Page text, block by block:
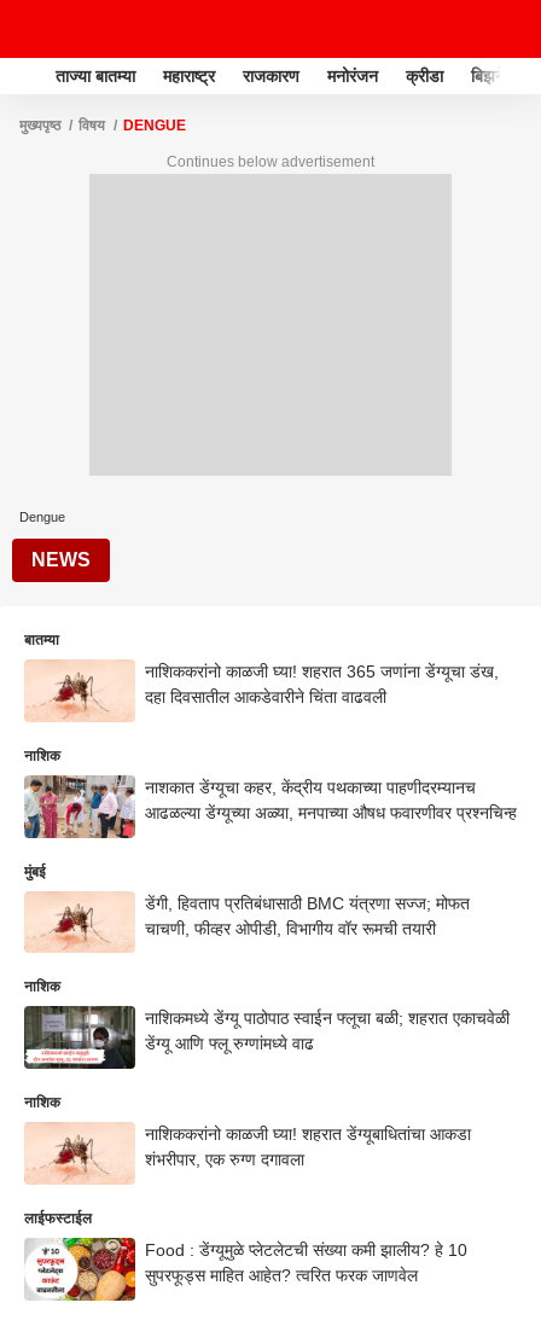
ताज्या बातम्या महाराष्ट्र राजकारण मनोरंजन क्रीडा बिझनेस
मुख्यपृष्ठ विषय DENGUE
Continues below advertisement
Dengue
NEWS
बातम्या
नाशिककरांनो काळजी घ्या! शहरात 365 जणांना डेंग्यूचा डंख,
दहा दिवसातील आकडेवारीने चिंता वाढवली
नाशिक
नाशकात डेंग्यूचा कहर, केंद्रीय पथकाच्या पाहणीदरम्यानच
आढळल्या डेंग्यूच्या अळ्या, मनपाच्या औषध फवारणीवर प्रश्नचिन्ह
मुंबई
डेंगी, हिवताप प्रतिबंधासाठी BMC यंत्रणा सज्ज; मोफत
चाचणी, फीव्हर ओपीडी, विभागीय वॉर रूमची तयारी
नाशिक
नाशिकमध्ये डेंग्यू पाठोपाठ स्वाईन फ्लूचा बळी; शहरात एकाचवेळी
डेंग्यू आणि फ्लू रुग्णांमध्ये वाढ
नाशिक
नाशिककरांनो काळजी घ्या! शहरात डेंग्यूबाधितांचा आकडा
शंभरीपार, एक रुग्ण दगावला
लाईफस्टाईल
Food : डेंग्यूमुळे प्लेटलेटची संख्या कमी झालीय? हे 10
सुपरफूड्स माहित आहेत? त्वरित फरक जाणवेल